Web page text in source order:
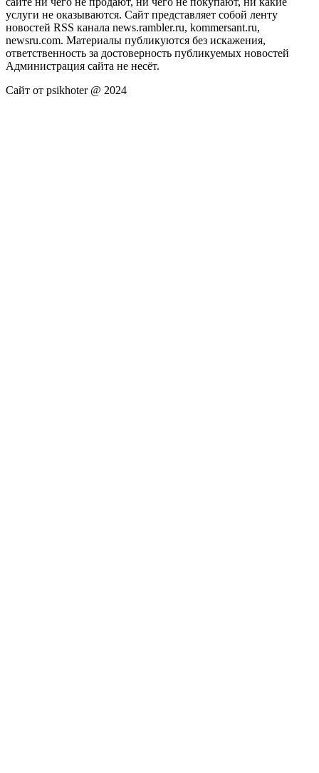
услуги не оказываются. Сайт представляет собой ленту
новостей RSS канала news.rambler.ru, kommersant.ru,
newsru.com. Материалы публикуются без искажения,
ответственность за достоверность публикуемых новостей
Администрация сайта не несёт.
Сайт от psikhoter @ 2024